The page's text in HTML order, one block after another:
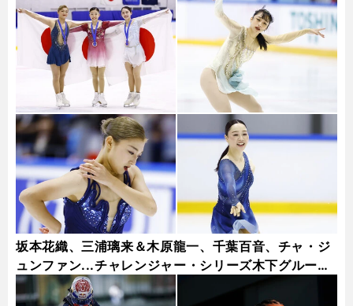
坂本花織、三浦璃来＆木原龍一、千葉百音、チャ・ジ
ュンファン...チャレンジャー・シリーズ木下グループ
杯フォトギャラリー